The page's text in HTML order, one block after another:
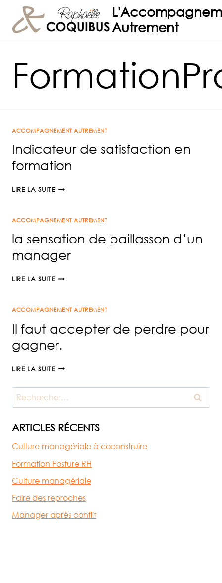
contenu
Autrement
ACCOMPAGNEMENT AUTREMENT
Indicateur de satisfaction en
formation
LIRE LA SUITEINDICATEUR
EN
ACCOMPAGNEMENT AUTREMENT
la sensation de paillasson d’un
manager
LIRE LA SUITELA
PAILLASSON
MANAGER
ACCOMPAGNEMENT AUTREMENT
Il faut accepter de perdre pour
gagner.
LIRE LA SUITEIL
ACCEPTER
DE
POUR
Rechercher :
ARTICLES RÉCENTS
Culture managériale à coconstruire
Formation Posture RH
Culture managériale
Faire des reproches
Manager après conflit